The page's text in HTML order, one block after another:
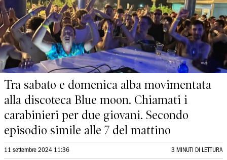
Tra sabato e domenica alba movimentata
alla discoteca Blue moon. Chiamati i
carabinieri per due giovani. Secondo
episodio simile alle 7 del mattino
11 settembre 2024 11:36 3 MINUTI DI LETTURA